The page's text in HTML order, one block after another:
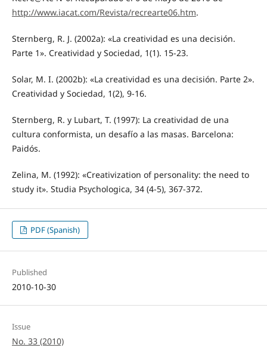
http://www.iacat.com/Revista/recrearte06.htm.
Sternberg, R. J. (2002a): «La creatividad es una decisión.
Parte 1». Creatividad y Sociedad, 1(1). 15-23.
Solar, M. I. (2002b): «La creatividad es una decisión. Parte 2».
Creatividad y Sociedad, 1(2), 9-16.
Sternberg, R. y Lubart, T. (1997): La creatividad de una
cultura conformista, un desafío a las masas. Barcelona:
Paidós.
Zelina, M. (1992): «Creativization of personality: the need to
study it». Studia Psychologica, 34 (4-5), 367-372.
PDF (Spanish)
Published
2010-10-30
Issue
No. 33 (2010)